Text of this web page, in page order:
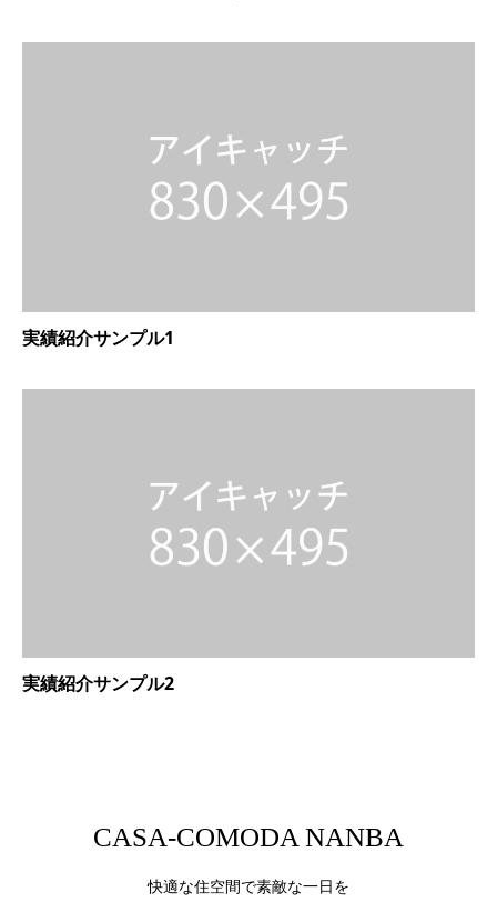
実績紹介サンプル1
実績紹介サンプル2
CASA-COMODA NANBA
快適な住空間で素敵な一日を